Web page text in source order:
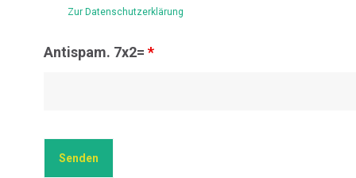
Zur Datenschutzerklärung
Antispam. 7x2= *